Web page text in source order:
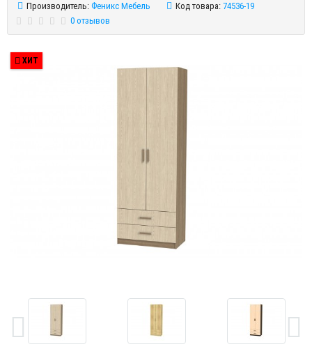
Производитель: Феникс Мебель Код товара: 74536-19
0 отзывов
ХИТ